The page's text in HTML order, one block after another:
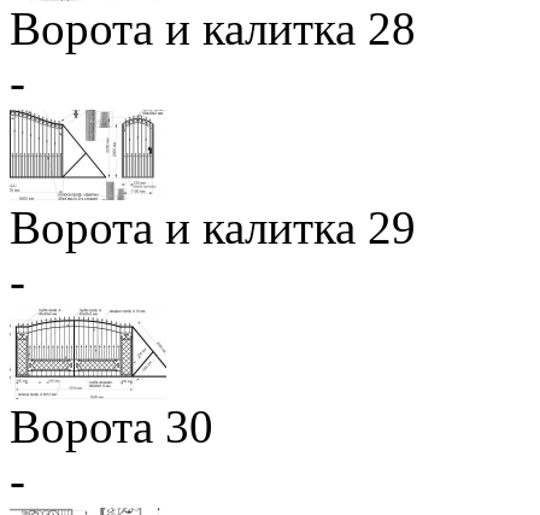
Ворота и калитка 28
-
Ворота и калитка 29
-
Ворота 30
-